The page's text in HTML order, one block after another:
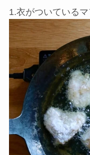
1.衣がついている